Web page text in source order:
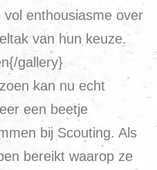
enthousiasme over
van hun keuze.
gallery}
kan nu echt
een beetje
bij Scouting. Als
bereikt waarop ze